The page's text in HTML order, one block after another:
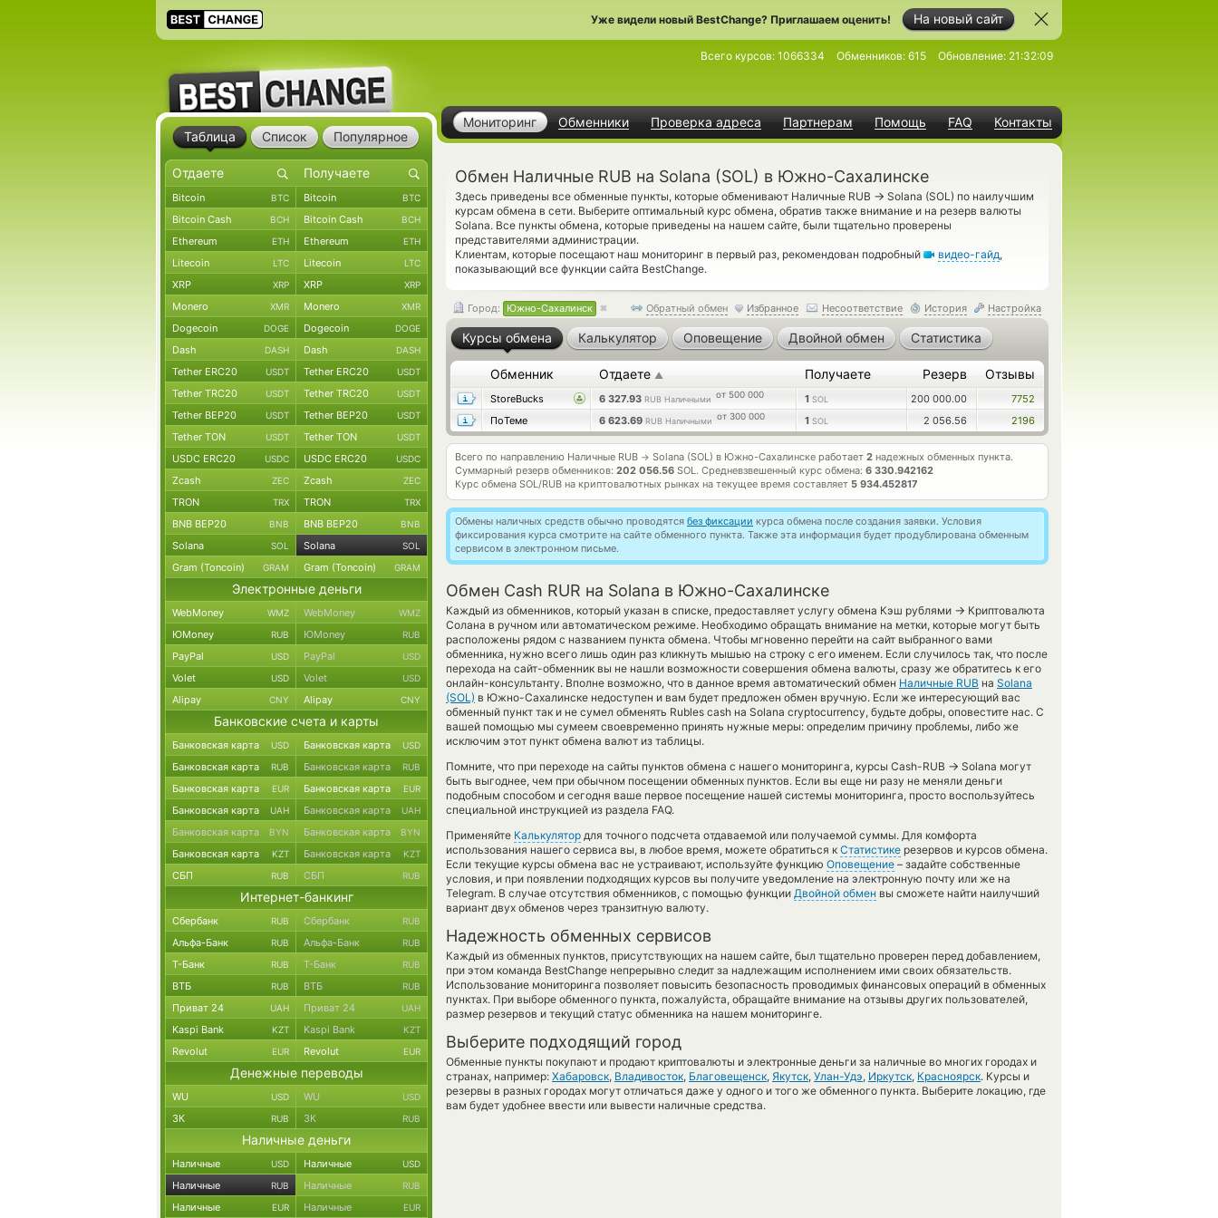
На новый сайт
Уже видели новый BestChange? Приглашаем оценить!
Мониторинг Обменники Проверка адреса Партнерам Помощь FAQ Контакты
Всего курсов: 1066334 Обменников: 615 Обновление: 21:32:09
Обмен Наличные RUB на Solana (SOL) в Южно-Сахалинске
Здесь приведены все обменные пункты, которые обменивают Наличные RUB → Solana (SOL) по наилучшим
курсам обмена в сети. Выберите оптимальный курс обмена, обратив также внимание и на резерв валюты
Solana. Все пункты обмена, которые приведены на нашем сайте, были тщательно проверены
представителями администрации.
Клиентам, которые посещают наш мониторинг в первый раз, рекомендован подробный
видео-гайд,
показывающий все функции сайта BestChange.
Обратный обмен Избранное Несоответствие История Настройка
Город: Южно-Сахалинск
Курсы обмена Калькулятор Оповещение Двойной обмен Статистика
Обменник Отдаете ▲ Получаете Резерв Отзывы
StoreBucks 6 327.93 RUB Наличными от 500 000 1 SOL 200 000.00
7752
ПоТеме
6 623.69 RUB Наличными от 300 000 1 SOL 2 056.56 2196
Всего по направлению Наличные RUB → Solana (SOL) в Южно-Сахалинске работает 2 надежных обменных пункта.
Суммарный резерв обменников: 202 056.56 SOL. Средневзвешенный курс обмена: 6 330.942162
Курс обмена SOL/RUB на криптовалютных рынках на текущее время составляет 5 934.452817
Обмены наличных средств обычно проводятся без фиксации курса обмена после создания заявки. Условия
фиксирования курса смотрите на сайте обменного пункта. Также эта информация будет продублирована обменным
сервисом в электронном письме.
Обмен Cash RUR на Solana в Южно-Сахалинске
Каждый из обменников, который указан в списке, предоставляет услугу обмена Кэш рублями → Криптовалюта
Солана в ручном или автоматическом режиме. Необходимо обращать внимание на метки, которые могут быть
расположены рядом с названием пункта обмена. Чтобы мгновенно перейти на сайт выбранного вами
обменника, нужно всего лишь один раз кликнуть мышью на строку с его именем. Если случилось так, что после
перехода на сайт-обменник вы не нашли возможности совершения обмена валюты, сразу же обратитесь к его
онлайн-консультанту. Вполне возможно, что в данное время автоматический обмен Наличные RUB на Solana
(SOL) в Южно-Сахалинске недоступен и вам будет предложен обмен вручную. Если же интересующий вас
обменный пункт так и не сумел обменять Rubles cash на Solana cryptocurrency, будьте добры, оповестите нас. С
вашей помощью мы сумеем своевременно принять нужные меры: определим причину проблемы, либо же
исключим этот пункт обмена валют из таблицы.
Помните, что при переходе на сайты пунктов обмена с нашего мониторинга, курсы Cash-RUB → Solana могут
быть выгоднее, чем при обычном посещении обменных пунктов. Если вы еще ни разу не меняли деньги
подобным способом и сегодня ваше первое посещение нашей системы мониторинга, просто воспользуйтесь
специальной инструкцией из раздела FAQ.
Применяйте Калькулятор для точного подсчета отдаваемой или получаемой суммы. Для комфорта
использования нашего сервиса вы, в любое время, можете обратиться к Статистике резервов и курсов обмена.
Если текущие курсы обмена вас не устраивают, используйте функцию Оповещение – задайте собственные
условия, и при появлении подходящих курсов вы получите уведомление на электронную почту или же на
Telegram. В случае отсутствия обменников, с помощью функции Двойной обмен вы сможете найти наилучший
вариант двух обменов через транзитную валюту.
Надежность обменных сервисов
Каждый из обменных пунктов, присутствующих на нашем сайте, был тщательно проверен перед добавлением,
при этом команда BestChange непрерывно следит за надлежащим исполнением ими своих обязательств.
Использование мониторинга позволяет повысить безопасность проводимых финансовых операций в обменных
пунктах. При выборе обменного пункта, пожалуйста, обращайте внимание на отзывы других пользователей,
размер резервов и текущий статус обменника на нашем мониторинге.
Выберите подходящий город
Обменные пункты покупают и продают криптовалюты и электронные деньги за наличные во многих городах и
странах, например: Хабаровск, Владивосток, Благовещенск, Якутск, Улан-Удэ, Иркутск, Красноярск. Курсы и
резервы в разных городах могут отличаться даже у одного и того же обменного пункта. Выберите локацию, где
вам будет удобнее ввести или вывести наличные средства.
Таблица Список Популярное
Bitcoin BTC Bitcoin BTC
Bitcoin Cash BCH Bitcoin Cash BCH
Ethereum ETH Ethereum ETH
Litecoin LTC Litecoin LTC
XRP XRP XRP XRP
Monero XMR Monero XMR
Dogecoin DOGE Dogecoin DOGE
Dash DASH Dash DASH
Tether ERC20 USDT Tether ERC20 USDT
Tether TRC20 USDT Tether TRC20 USDT
Tether BEP20 USDT Tether BEP20 USDT
Tether TON USDT Tether TON USDT
USDC ERC20 USDC USDC ERC20 USDC
Zcash ZEC Zcash ZEC
TRON TRX TRON TRX
BNB BEP20 BNB BNB BEP20 BNB
Solana SOL Solana SOL
Gram (Toncoin) GRAM Gram (Toncoin) GRAM
Электронные деньги
WebMoney WMZ WebMoney WMZ
ЮMoney RUB ЮMoney RUB
PayPal USD PayPal USD
Volet USD Volet USD
Alipay CNY Alipay CNY
Банковские счета и карты
Банковская карта USD Банковская карта USD
Банковская карта RUB Банковская карта RUB
Банковская карта EUR Банковская карта EUR
Банковская карта UAH Банковская карта UAH
Банковская карта BYN Банковская карта BYN
Банковская карта KZT Банковская карта KZT
СБП RUB СБП RUB
Интернет-банкинг
Сбербанк RUB Сбербанк RUB
Альфа-Банк RUB Альфа-Банк RUB
Т-Банк RUB Т-Банк RUB
ВТБ RUB ВТБ RUB
Приват 24 UAH Приват 24 UAH
Kaspi Bank KZT Kaspi Bank KZT
Revolut EUR Revolut EUR
Денежные переводы
WU USD WU USD
ЗК RUB ЗК RUB
Наличные деньги
Наличные USD Наличные USD
Наличные RUB Наличные RUB
Наличные EUR Наличные EUR